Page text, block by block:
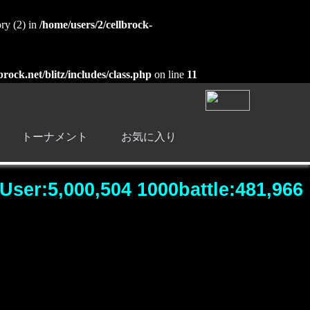
(2) in /home/users/2/cellbrock-
blitz/includes/class.php on line 11
トーナメント お気に入り
User:5,000,504 1000battle:481,966